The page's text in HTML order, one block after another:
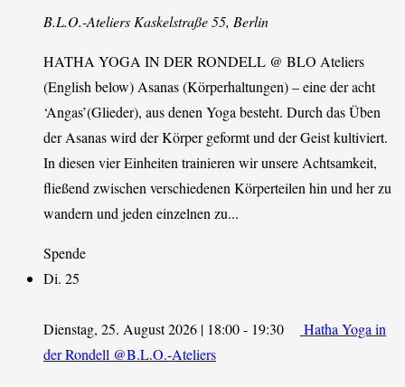
B.L.O.-Ateliers Kaskelstraße 55, Berlin
HATHA YOGA IN DER RONDELL @ BLO Ateliers
(English below) Asanas (Körperhaltungen) – eine der acht
‘Angas’(Glieder), aus denen Yoga besteht. Durch das Üben
der Asanas wird der Körper geformt und der Geist kultiviert.
In diesen vier Einheiten trainieren wir unsere Achtsamkeit,
fließend zwischen verschiedenen Körperteilen hin und her zu
wandern und jeden einzelnen zu...
Spende
Di. 25
Dienstag, 25. August 2026 | 18:00- 19:30
Hatha Yoga in
der Rondell @B.L.O.-Ateliers